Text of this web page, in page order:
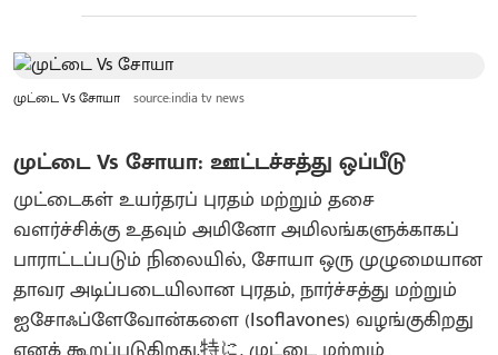
முட்டை Vs சோயா source:india tv news
முட்டை Vs சோயா: ஊட்டச்சத்து ஒப்பீடு
முட்டைகள் உயர்தரப் புரதம் மற்றும் தசை
வளர்ச்சிக்கு உதவும் அமினோ அமிலங்களுக்காகப்
பாராட்டப்படும் நிலையில், சோயா ஒரு முழுமையான
தாவர அடிப்படையிலான புரதம், நார்ச்சத்து மற்றும்
ஐசோஃப்ளேவோன்களை (Isoflavones) வழங்குகிறது